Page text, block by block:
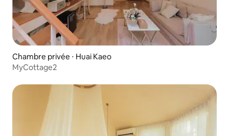
Chambre privée ⋅ Huai Kaeo
MyCottage2